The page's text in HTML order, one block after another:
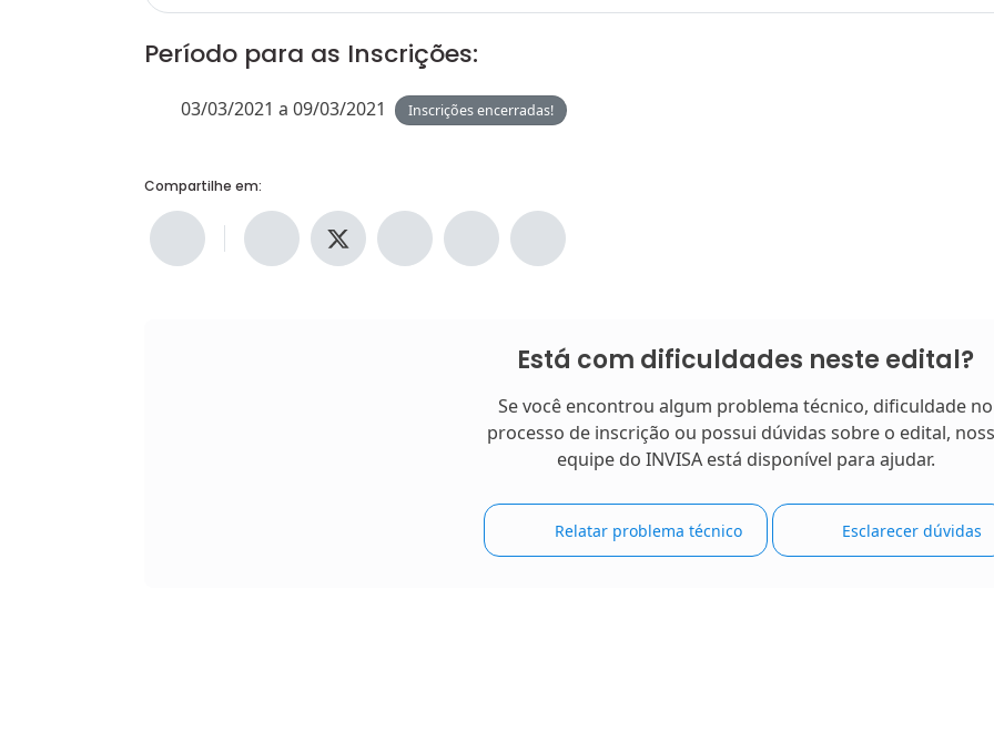
Período para as Inscrições:
03/03/2021 a 09/03/2021 Inscrições encerradas!
Compartilhe em:
Está com dificuldades neste edital?
Se você encontrou algum problema técnico, dificuldade no
processo de inscrição ou possui dúvidas sobre o edital,
equipe do INVISA está disponível para ajudar.
Relatar problema técnico Esclarecer dúvidas